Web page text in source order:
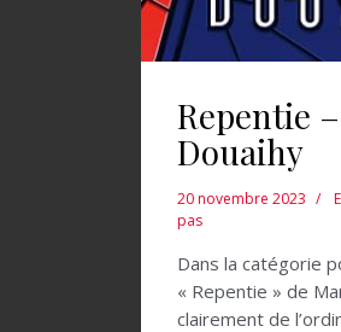
Repentie
Douaihy
20 novembre 2023
pas
Dans la catégorie
« Repentie » de
clairement de